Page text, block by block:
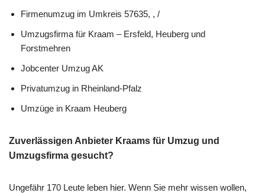
Firmenumzug im Umkreis 57635, , /
Umzugsfirma für Kraam – Ersfeld, Heuberg und
Forstmehren
Jobcenter Umzug AK
Privatumzug in Rheinland-Pfalz
Umzüge in Kraam Heuberg
Zuverlässigen Anbieter Kraams für Umzug und
Umzugsfirma gesucht?
Ungefähr 170 Leute leben hier. Wenn Sie mehr wissen wollen,